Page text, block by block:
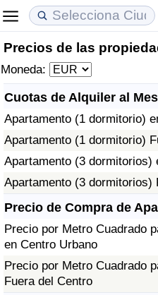
Precios de las
Moneda:
Cuotas de Alquiler al Mes
Apartamento (1 dormitorio)
Apartamento (1 dormitorio)
Apartamento (3 dormitorios)
Apartamento (3 dormitorios)
Precio de Compra de
Precio por Metro Cuadrado
en Centro Urbano
Precio por Metro Cuadrado
Fuera del Centro
Coste de vida
Índice de Costo de Vida
Índice de Costo de Vida
Índice de costo de vida
Precios de las propiedades
Índice de Precios de
Índice de Precios de
Índice de Precios de
Calidad de Vida
Índice de Calidad de Vida
Índice de Calidad de Vida
Índice de calidad de vida
Calificación del Índice de
(Actual)
Índice de Criminalidad